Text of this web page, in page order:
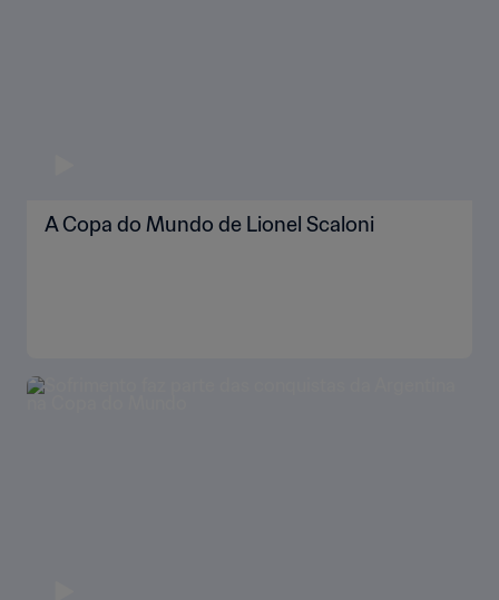
A Copa do Mundo de Lionel Scaloni